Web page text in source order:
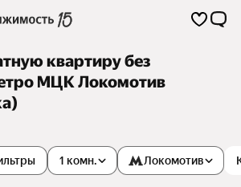
квартиру без
МЦК Локомотив
1 комн. Локомотив